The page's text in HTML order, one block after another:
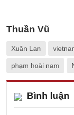
Thuần Vũ
Xuân Lan
phạm hoài nam
Bình luận